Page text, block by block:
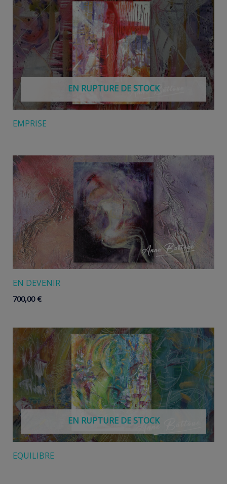
EN RUPTURE DE STOCK
EMPRISE
EN DEVENIR
700,00€
EN RUPTURE DE STOCK
EQUILIBRE